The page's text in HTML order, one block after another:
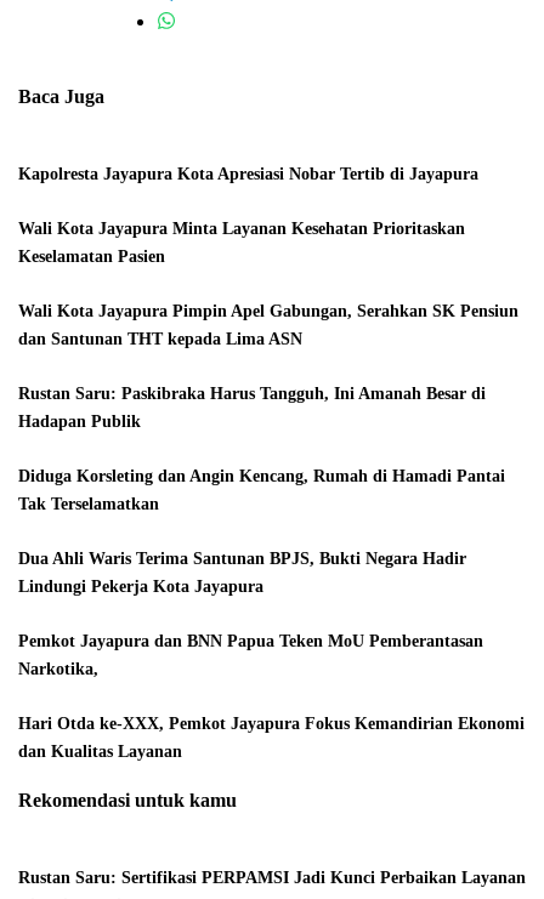
Baca Juga
Kapolresta Jayapura Kota Apresiasi Nobar Tertib di Jayapura
Wali Kota Jayapura Minta Layanan Kesehatan Prioritaskan
Keselamatan Pasien
Wali Kota Jayapura Pimpin Apel Gabungan, Serahkan SK Pensiun
dan Santunan THT kepada Lima ASN
Rustan Saru: Paskibraka Harus Tangguh, Ini Amanah Besar di
Hadapan Publik
Diduga Korsleting dan Angin Kencang, Rumah di Hamadi Pantai
Tak Terselamatkan
Dua Ahli Waris Terima Santunan BPJS, Bukti Negara Hadir
Lindungi Pekerja Kota Jayapura
Pemkot Jayapura dan BNN Papua Teken MoU Pemberantasan
Narkotika,
Hari Otda ke-XXX, Pemkot Jayapura Fokus Kemandirian Ekonomi
dan Kualitas Layanan
Rekomendasi untuk kamu
Rustan Saru: Sertifikasi PERPAMSI Jadi Kunci Perbaikan Layanan